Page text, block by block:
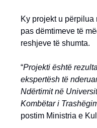
Ky projekt u
pas dëmtimeve të
reshjeve të shumta.
“Projekti është
ekspertësh të
Ndërtimit në
Kombëtar i
postim Ministria e